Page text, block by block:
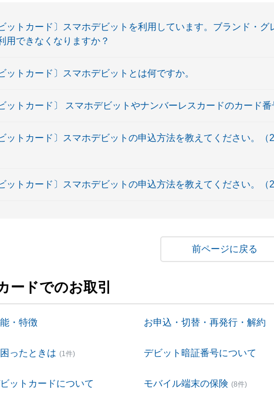
ットカード〕スマホデビットを利用しています。ブランド・
用できなくなりますか？
ットカード〕スマホデビットとは何ですか。
ットカード〕 スマホデビットやナンバーレスカードのカード
ットカード〕スマホデビットの申込方法を教えてください。
ットカード〕スマホデビットの申込方法を教えてください。
戻る
ードでのお取引
・特徴 お申込・切替・再発行・解約
ったときは (1件) デビット暗証番号について
ットカードについて モバイル端末の保険 (8件)